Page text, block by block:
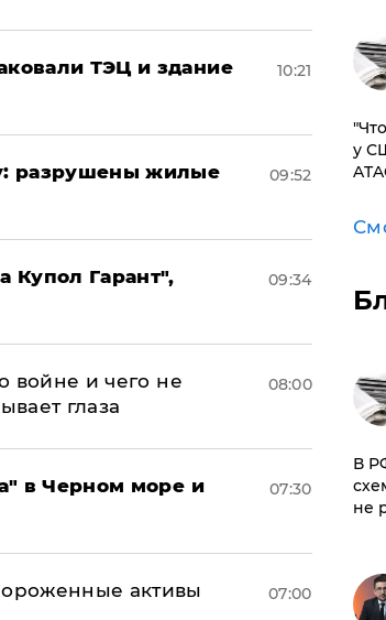
ТЭЦ и здание
10:21
разрушены жилые
09:52
Купол Гарант",
09:34
войне и чего не
глаза
08:00
в Черном море и
07:30
активы
07:00
у
​В
не